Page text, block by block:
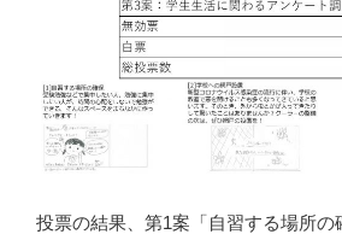
投票の結果、第1案「自習する場所の